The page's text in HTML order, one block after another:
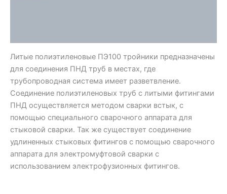
Литые полиэтиленовые ПЭ100 тройники предназначены
для соединения ПНД труб в местах, где
трубопроводная система имеет разветвление.
Соединение полиэтиленовых труб с литыми фитингами
ПНД осуществляется методом сварки встык, с
помощью специального сварочного аппарата для
стыковой сварки. Так же существует соединение
удлиненных стыковых фитингов с помощью сварочного
аппарата для электромуфтовой сварки с
использованием электрофузионных фитингов.